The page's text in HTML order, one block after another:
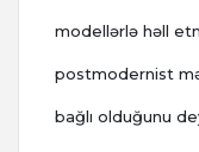
modellərlə həll
postmodernist
bağlı olduğunu